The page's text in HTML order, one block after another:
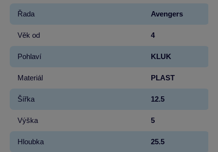
Řada Avengers
Věk od 4
Pohlaví KLUK
Materiál PLAST
Šířka 12.5
Výška 5
Hloubka 25.5